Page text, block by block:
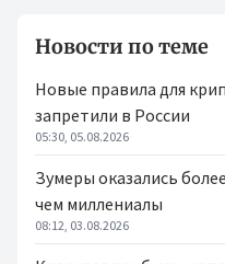
Новости по теме
Новые правила для
запретили в России
05:30, 05.08.2026
Зумеры оказались
чем миллениалы
08:12, 03.08.2026